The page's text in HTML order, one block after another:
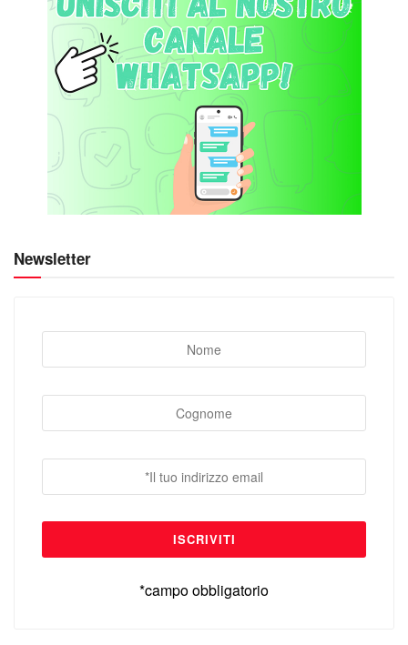
Newsletter
*campo obbligatorio